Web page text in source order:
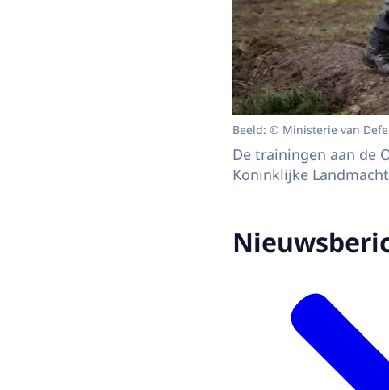
Beeld: © Ministerie van
De trainingen aan de
Koninklijke